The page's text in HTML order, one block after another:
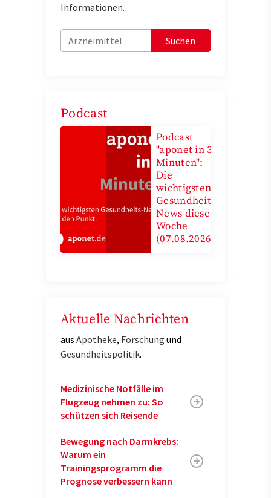
Informationen.
Suchen
Podcast
Podcast
"aponet in 3
Minuten":
Die
wichtigsten
Gesundheits-
News diese
Woche
(07.08.2026)
Aktuelle Nachrichten
aus Apotheke, Forschung und
Gesundheitspolitik.
Medizinische Notfälle im
Flugzeug nehmen zu: So
schützen sich Reisende
Bewegung nach Darmkrebs:
Warum ein
Trainingsprogramm die
Prognose verbessern kann